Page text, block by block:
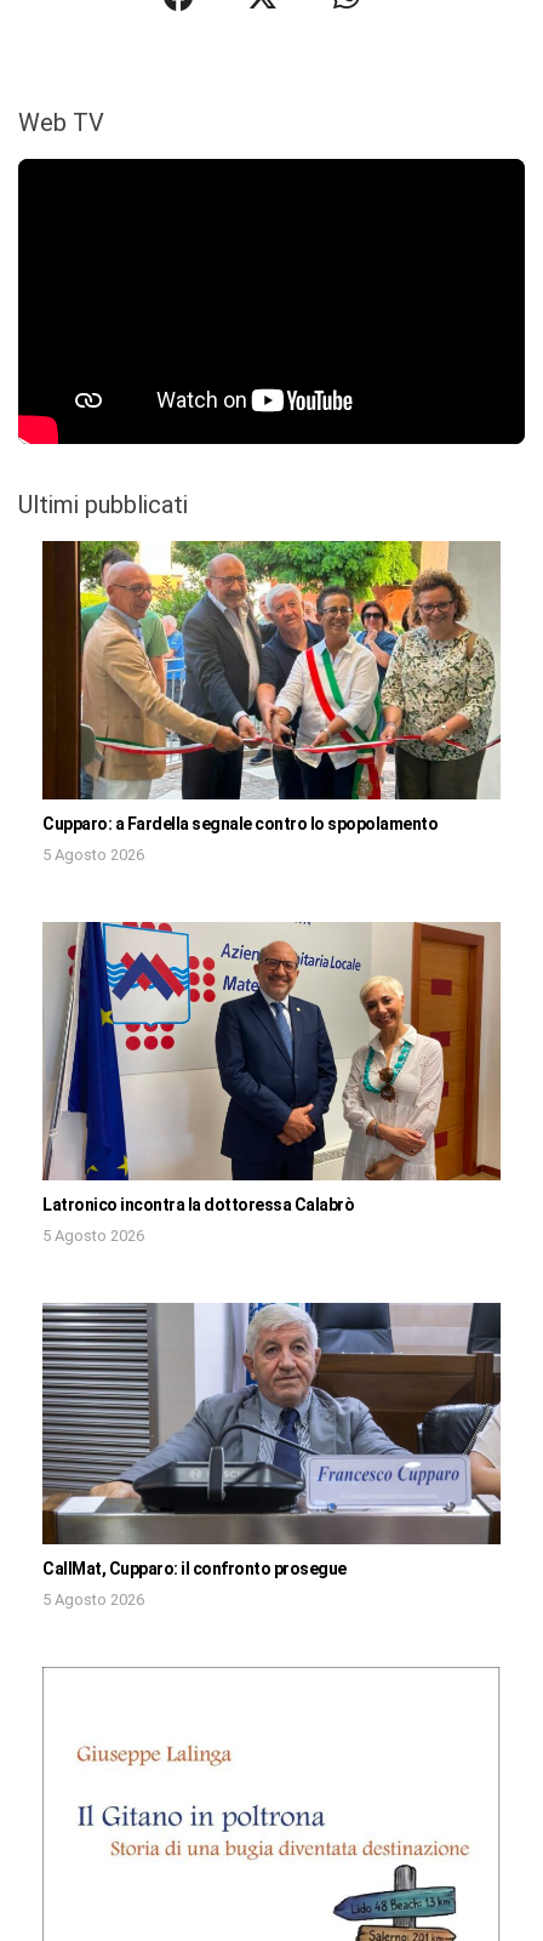
Web TV
Ultimi pubblicati
Cupparo: a Fardella segnale contro lo spopolamento
5 Agosto 2026
Latronico incontra la dottoressa Calabrò
5 Agosto 2026
CallMat, Cupparo: il confronto prosegue
5 Agosto 2026